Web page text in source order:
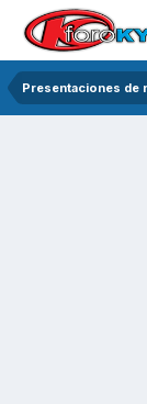
Presentaciones de